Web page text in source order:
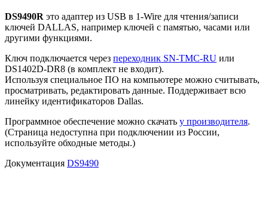
DS9490R это адаптер из USB в 1-Wire для чтения/записи
ключей DALLAS, например ключей с памятью, часами или
другими функциями.
Ключ подключается через переходник SN-TMC-RU или
DS1402D-DR8 (в комплект не входит).
Используя специальное ПО на компьютере можно считывать,
просматривать, редактировать данные. Поддерживает всю
линейку идентификаторов Dallas.
Программное обеспечение можно скачать у производителя.
(Страница недоступна при подключении из России,
используйте обходные методы.)
Документация DS9490